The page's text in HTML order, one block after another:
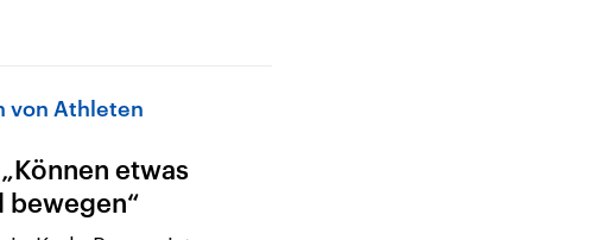
von Athleten
etwas
bewegen“